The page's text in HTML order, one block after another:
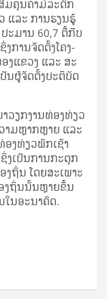
ມ​ຄຸນ­ຄ່າ​ມໍ­ລະ­ດົກ​
ແລະ ການ​ຮຽນ​ຮູ້
ະ­ມານ 60,7 ຕື້​ກີບ
ງ​ການ­ຈັດ­ຕັ້ງ​ໂຄງ­
ງ​ແຂວງ ແລະ ສະ​
ນ​ຜູ້​ຈັດ​ຕັ້ງ​ປະ­ຕິ­ບັດ​
ວຽກ​ງານ​ທ່ອງ​ທ່ຽວ
າມ​ຫຼາກ​ຫຼາຍ ແລະ
ງ​ທ່ຽວ​ພັກ​ເຊົາ
ງ​ເປັນ​ການ​ກະ­ຕຸກ​
ຖິ່ນ ໂດຍ​ສະ­ເພາະ
ງ­ຖິ່ນ​ນັ້ນ​ຫຼາຍ​ຂຶ້ນ
ໃນ​ອະ­ນາ­ຄົດ.